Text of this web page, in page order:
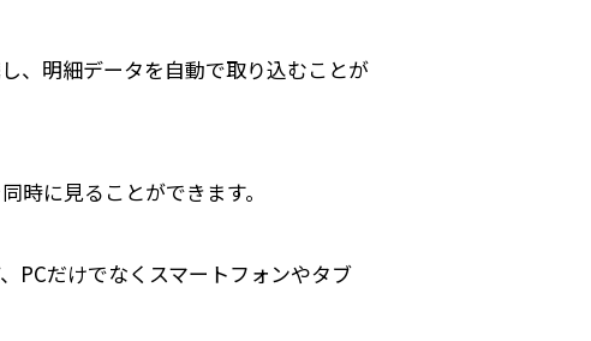
、明細データを自動で取り込むことが
時に見ることができます。
PCだけでなくスマートフォンやタブ